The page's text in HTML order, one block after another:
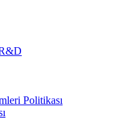
Politikası